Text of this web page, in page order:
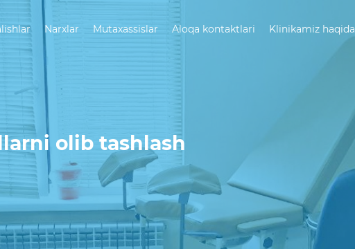
Narxlar Mutaxassislar Aloqa kontaktlari Klinikamiz haqida
olib tashlash